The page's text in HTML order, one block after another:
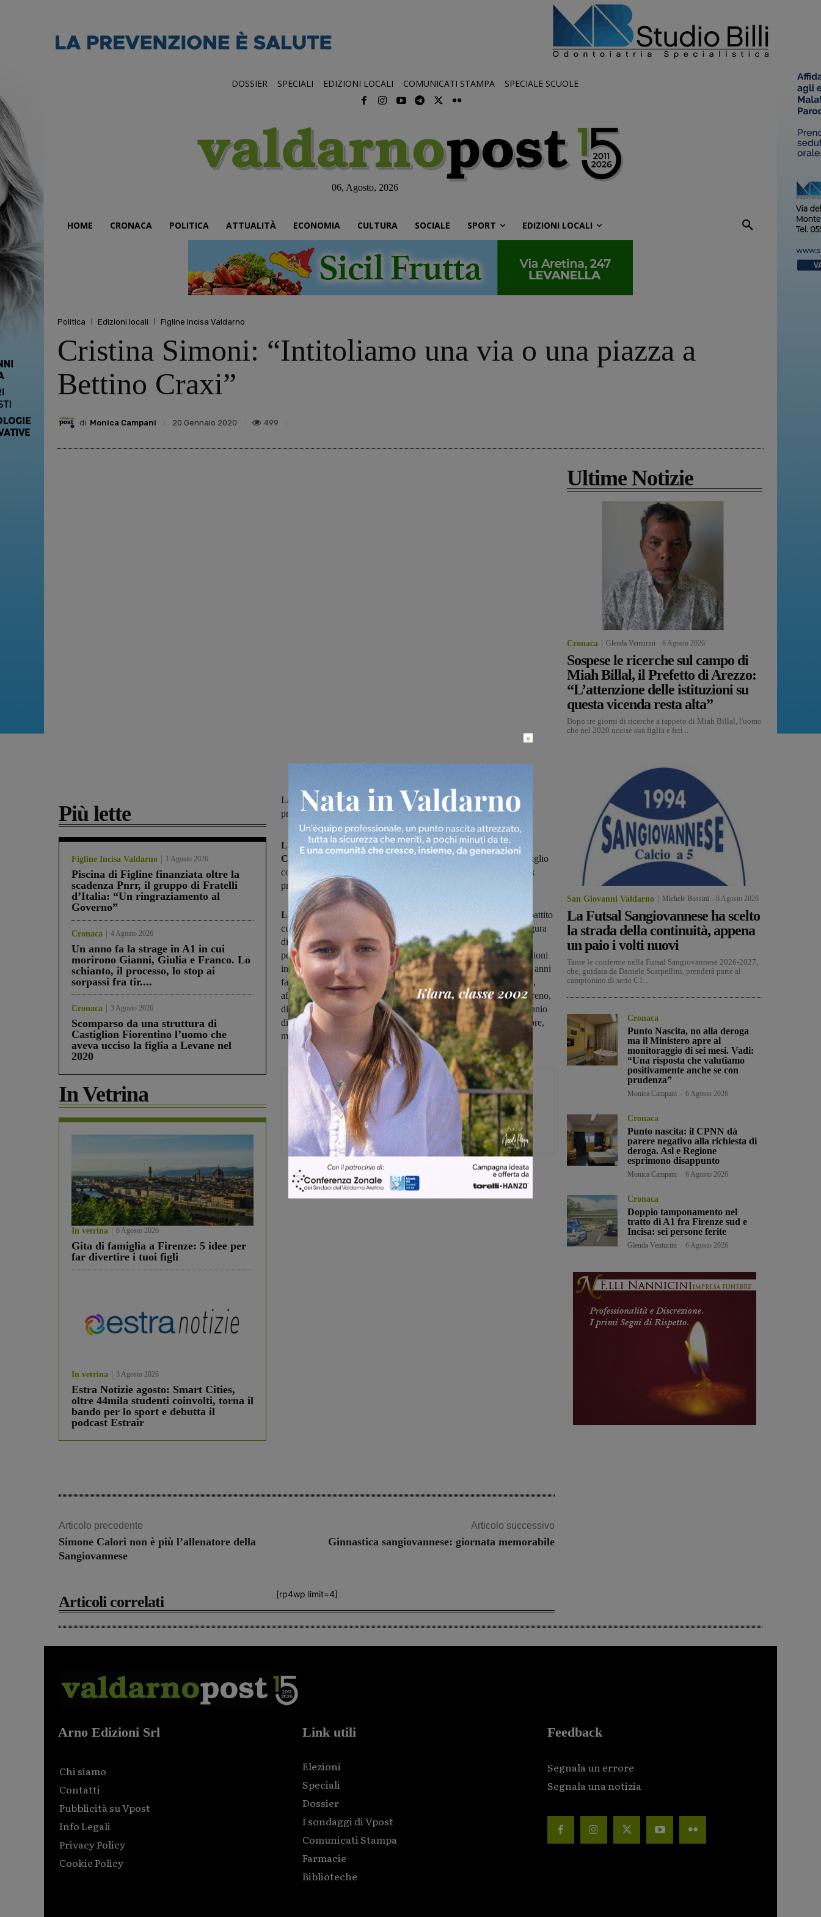
DOSSIER SPECIALI EDIZIONI LOCALI COMUNICATI STAMPA SPECIALE SCUOLE
06, Agosto, 2026
HOME CRONACA POLITICA ATTUALITÀ ECONOMIA CULTURA SOCIALE SPORT EDIZIONI LOCALI
Politica Edizioni locali Figline Incisa Valdarno
Cristina Simoni: “Intitoliamo una via o una piazza a
Bettino Craxi”
di Monica Campani 20 Gennaio 2020 499
Più lette
Figline Incisa Valdarno 1 Agosto 2026
Piscina di Figline finanziata oltre la
scadenza Pnrr, il gruppo di Fratelli
d’Italia: “Un ringraziamento al
Governo”
Cronaca 4 Agosto 2026
Un anno fa la strage in A1 in cui
morirono Gianni, Giulia e Franco. Lo
schianto, il processo, lo stop ai
sorpassi fra tir....
Cronaca 3 Agosto 2026
Scomparso da una struttura di
Castiglion Fiorentino l’uomo che
aveva ucciso la figlia a Levane nel
2020
In Vetrina
In vetrina 6 Agosto 2026
Gita di famiglia a Firenze: 5 idee per
far divertire i tuoi figli
In vetrina 3 Agosto 2026
Estra Notizie agosto: Smart Cities,
oltre 44mila studenti coinvolti, torna il
bando per lo sport e debutta il
podcast Estrair
La consigliera di Liste civiche per Figline e Incisa Valdarno ha
presentato in merito una mozione
La consigliera di Liste civiche per Figline e Incisa Valdarno,
Cristina Simoni,ha presentato una mozione da discutere in consiglio
comunale per chiedere l'intitolazione di una via o una piazza all'ex
presidente del consiglio Bettino Craxi nel ventennale della morte.
La consigliera Simoni scrive
: "In occasione del ventennale il dibattito
culturale e politico ha fatto emergere con maggiore nitidezza la figura
di Bettino Craxi nell’ambito della storia che caratterizzò l’ultimo
periodo del secolo scorso, anche come statista impegnato su questioni
internazionali in difesa dell’autonomia dell’Italia". E ancora
: "10 anni
fa pronuncio l’ex presidente della Repubblica Giorgio Napolitano,
affermò: 'Su Craxi è giunta l'ora di un giudizio non acritico ma sereno,
di ricostruzioni non sommarie e unilaterali di almeno un quindicennio
di vita pubblica italiana. Nella vicenda di Craxi ci sono luci e ombre,
ma lasciò un'impronta incancellabile' ".
Monica Campani
Direttore
Share
Articolo precedente
Simone Calori non è più l’allenatore della
Sangiovannese
Articolo successivo
Ginnastica sangiovannese: giornata memorabile
[rp4wp limit=4]
Articoli correlati
Ultime Notizie
Cronaca Glenda Venturini 6 Agosto 2026
Sospese le ricerche sul campo di
Miah Billal, il Prefetto di Arezzo:
“L’attenzione delle istituzioni su
questa vicenda resta alta”
Dopo tre giorni di ricerche a tappeto di Miah Billal, l'uomo
che nel 2020 uccise sua figlia e ferì...
San Giovanni Valdarno Michele Bossini 6 Agosto 2026
La Futsal Sangiovannese ha scelto
la strada della continuità, appena
un paio i volti nuovi
Tante le conferme nella Futsal Sangiovannese 2026-2027,
che, guidata da Daniele Scarpellini, prenderà parte al
campionato di serie C1...
Cronaca
Punto Nascita, no alla deroga
ma il Ministero apre al
monitoraggio di sei mesi. Vadi:
“Una risposta che valutiamo
positivamente anche se con
prudenza”
Monica Campani 6 Agosto 2026
Cronaca
Punto nascita: il CPNN dà
parere negativo alla richiesta di
deroga. Asl e Regione
esprimono disappunto
Monica Campani 6 Agosto 2026
Cronaca
Doppio tamponamento nel
tratto di A1 fra Firenze sud e
Incisa: sei persone ferite
Glenda Venturini 6 Agosto 2026
Arno Edizioni Srl
Chi siamo
Contatti
Pubblicità su Vpost
Info Legali
Privacy Policy
Cookie Policy
Link utili
Elezioni
Speciali
Dossier
I sondaggi di Vpost
Comunicati Stampa
Farmacie
Biblioteche
Feedback
Segnala un errore
Segnala una notizia
×